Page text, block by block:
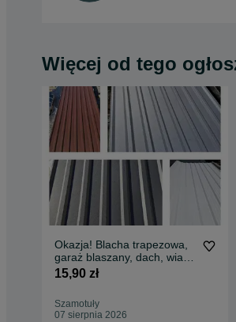
Więcej od tego
Okazja! Blacha trapezowa,
garaż blaszany, dach, wiata
t7 t14 t18 t35, różne kolory
7016 8017 9005 alucynk,
15,90 zł
Szamotuły
07 sierpnia 2026